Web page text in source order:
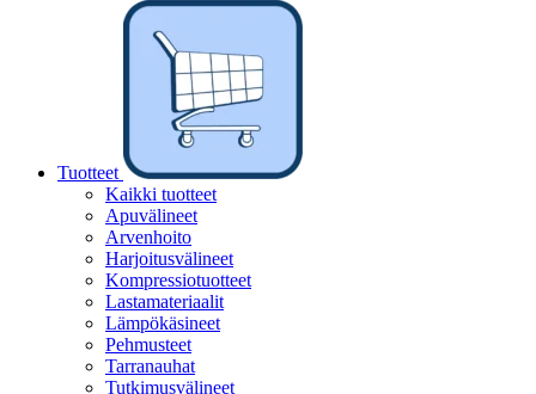
Tuotteet
Kaikki tuotteet
Apuvälineet
Arvenhoito
Harjoitusvälineet
Kompressiotuotteet
Lastamateriaalit
Lämpökäsineet
Pehmusteet
Tarranauhat
Tutkimusvälineet